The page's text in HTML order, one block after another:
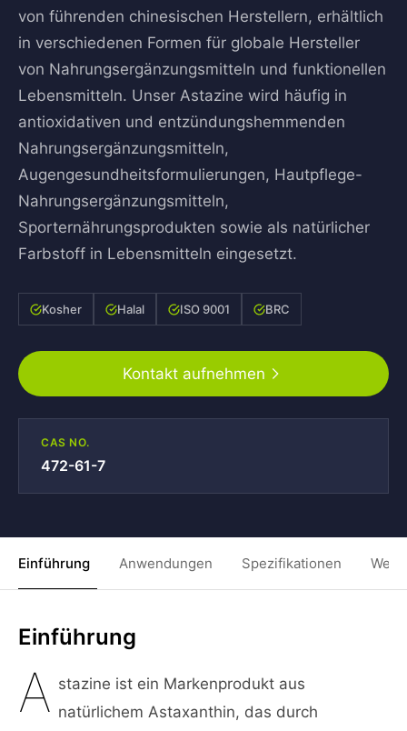
von führenden chinesischen Herstellern, erhältlich
in verschiedenen Formen für globale Hersteller
von Nahrungsergänzungsmitteln und funktionellen
Lebensmitteln. Unser Astazine wird häufig in
antioxidativen und entzündungshemmenden
Nahrungsergänzungsmitteln,
Augengesundheitsformulierungen, Hautpflege-
Nahrungsergänzungsmitteln,
Sporternährungsprodukten sowie als natürlicher
Farbstoff in Lebensmitteln eingesetzt.
Kosher Halal ISO 9001 BRC
Kontakt aufnehmen
CAS NO.
472-61-7
Einführung Anwendungen Spezifikationen
Einführung
A stazine ist ein Markenprodukt aus
natürlichem Astaxanthin, das durch